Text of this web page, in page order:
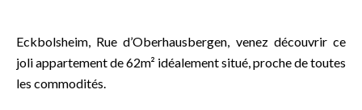
Eckbolsheim, Rue d’Oberhausbergen, venez découvrir ce
joli appartement de 62m² idéalement situé, proche de toutes
les commodités.